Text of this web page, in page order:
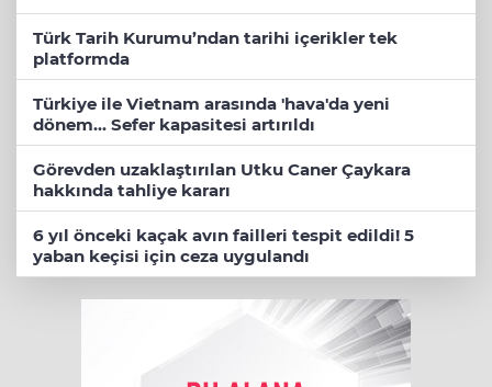
Türk Tarih Kurumu’ndan tarihi içerikler tek
platformda
Türkiye ile Vietnam arasında 'hava'da yeni
dönem... Sefer kapasitesi artırıldı
Görevden uzaklaştırılan Utku Caner Çaykara
hakkında tahliye kararı
6 yıl önceki kaçak avın failleri tespit edildi! 5
yaban keçisi için ceza uygulandı